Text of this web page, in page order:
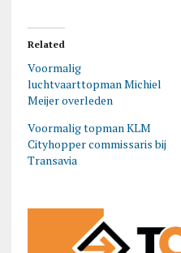
Related
Voormalig
luchtvaarttopman Michiel
Meijer overleden
Voormalig topman KLM
Cityhopper commissaris bij
Transavia